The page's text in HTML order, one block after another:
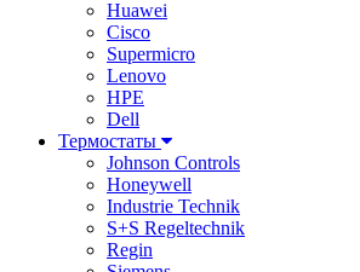
Huawei
Cisco
Supermicro
Lenovo
HPE
Dell
Термостаты
Johnson Controls
Honeywell
Industrie Technik
S+S Regeltechnik
Regin